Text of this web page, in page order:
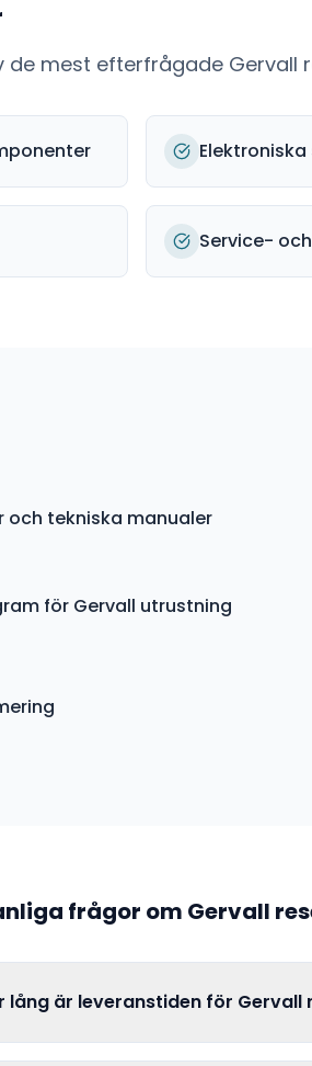
de mest efterfrågade Gervall
Service-
tekniska manualer
för Gervall utrustning
frågor om Gervall
lång är leveranstiden för Gervall